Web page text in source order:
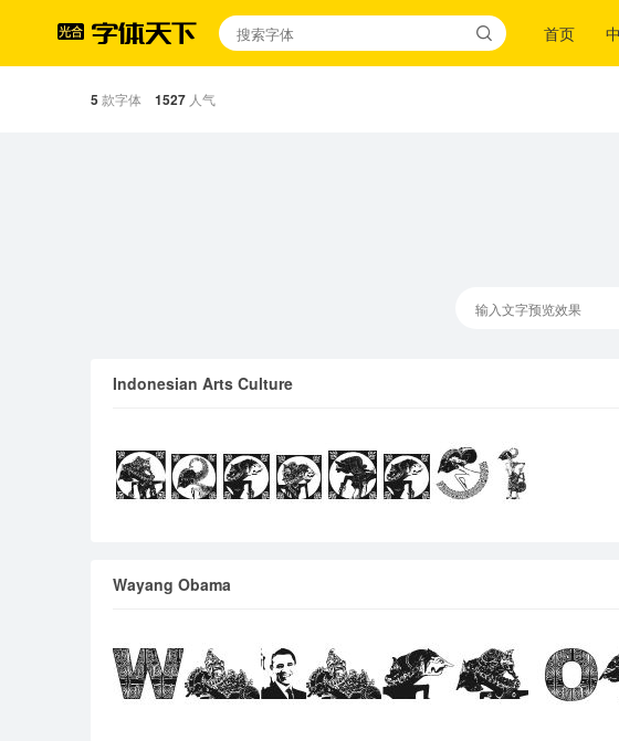
首页
5 款字体 1527 人气
Indonesian Arts Culture
Wayang Obama